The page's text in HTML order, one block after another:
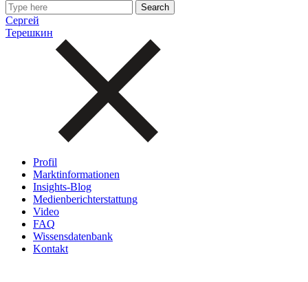
Сергей
Терешкин
Profil
Marktinformationen
Insights-Blog
Medienberichterstattung
Video
FAQ
Wissensdatenbank
Kontakt